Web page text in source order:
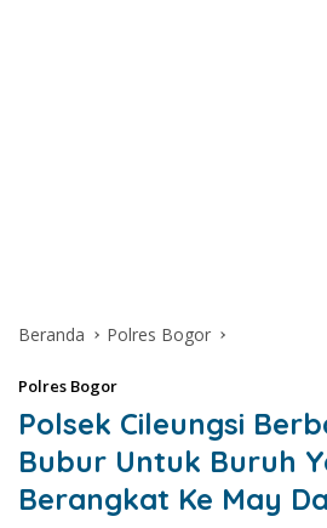
Beranda Polres Bogor
Polres Bogor
Polsek Cileungsi
Bubur Untuk Buruh
Berangkat Ke May